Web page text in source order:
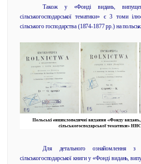
Також у «Фонді видань,
сільськогосподарської тематики» є 3 томи
сільського господарства (1874-1877 рр.) на
Для детального ознайомлення з
сільськогосподарської книги у «Фонді видань,